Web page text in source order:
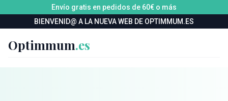
Envío gratis en pedidos de 60€ o más
BIENVENID@ A LA NUEVA WEB DE OPTIMMUM.ES
Optimmum.es